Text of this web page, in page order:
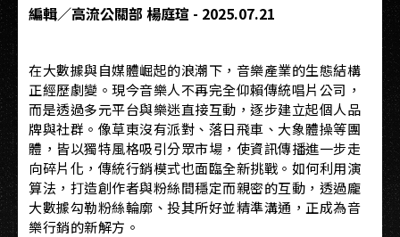
編輯／高流公關部 楊庭瑄 - 2025.07.21
在大數據與自媒體崛起的浪潮下，音樂產業的生態結構
正經歷劇變。現今音樂人不再完全仰賴傳統唱片公司，
而是透過多元平台與樂迷直接互動，逐步建立起個人品
牌與社群。像草東沒有派對、落日飛車、大象體操等團
體，皆以獨特風格吸引分眾市場，使資訊傳播進一步走
向碎片化，傳統行銷模式也面臨全新挑戰。如何利用演
算法，打造創作者與粉絲間穩定而親密的互動，透過龐
大數據勾勒粉絲輪廓、投其所好並精準溝通，正成為音
樂行銷的新解方。